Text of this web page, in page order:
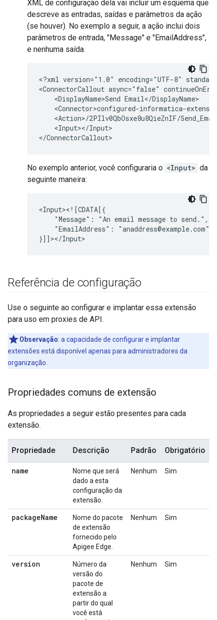
XML de configuração dela vai incluir um esquema que
descreve as entradas, saídas e parâmetros da ação
(se houver). No exemplo a seguir, a ação inclui dois
parâmetros de entrada, "Message" e "EmailAddress",
e nenhuma saída.
<?xml version="1.0" encoding="UTF-8"
<ConnectorCallout async="false"
<DisplayName>Send
<Input></Input>
No exemplo anterior, você configuraria o <Input> da
seguinte maneira:
"Message":
"An email message to
"EmailAddress":
"anaddress@example.com"
Referência de configuração
Use o seguinte ao configurar e implantar essa extensão
para uso em proxies de API.
Observação: a capacidade de configurar e implantar
extensões está disponível apenas para administradores da
organização.
Propriedades comuns de extensão
As propriedades a seguir estão presentes para cada
extensão.
Propriedade Descrição Padrão Obrigatório
name
Nome que será
dado a esta
configuração da
extensão.
Nenhum Sim
packageName
Nome do pacote
de extensão
fornecido pelo
Apigee Edge.
Nenhum Sim
version
Número da
versão do
pacote de
extensão a
partir do qual
você está
Nenhum Sim